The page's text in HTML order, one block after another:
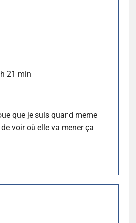
21 min
que je suis quand meme
voir où elle va mener ça